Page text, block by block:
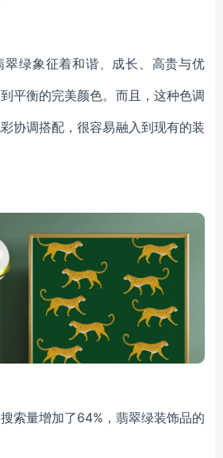
翠绿象征着和谐、成长、高贵与优
平衡的完美颜色。而且，这种色调
协调搭配，很容易融入到现有的装
索量增加了64%，翡翠绿装饰品的